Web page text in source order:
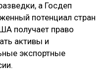
а Госдеп
потенциал стран
получает право
активы и
экспортные